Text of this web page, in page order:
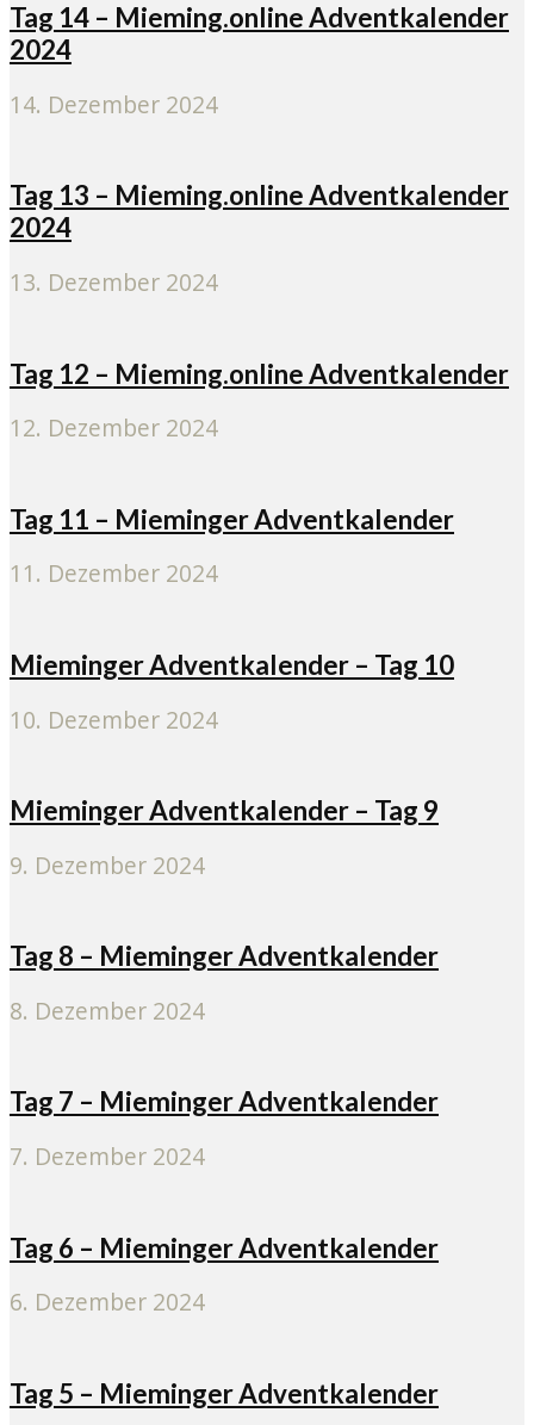
Tag 14 – Mieming.online Adventkalender
2024
14. Dezember 2024
Tag 13 – Mieming.online Adventkalender
2024
13. Dezember 2024
Tag 12 – Mieming.online Adventkalender
12. Dezember 2024
Tag 11 – Mieminger Adventkalender
11. Dezember 2024
Mieminger Adventkalender – Tag 10
10. Dezember 2024
Mieminger Adventkalender – Tag 9
9. Dezember 2024
Tag 8 – Mieminger Adventkalender
8. Dezember 2024
Tag 7 – Mieminger Adventkalender
7. Dezember 2024
Tag 6 – Mieminger Adventkalender
6. Dezember 2024
Tag 5 – Mieminger Adventkalender